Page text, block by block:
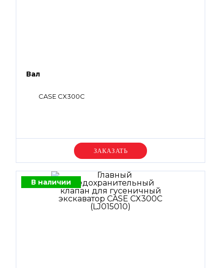
Вал
CASE CX300C
Уточняйте цену
В наличии